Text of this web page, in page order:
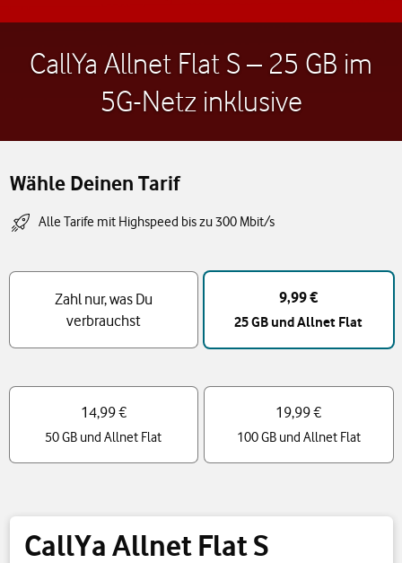
CallYa Allnet Flat S – 25 GB im
5G-Netz inklusive
Wähle Deinen Tarif
Alle Tarife mit Highspeed bis zu 300 Mbit/s
Zahl nur, was Du
verbrauchst
9,99 €
25 GB und Allnet Flat
14,99 €
50 GB und Allnet Flat
19,99 €
100 GB und Allnet Flat
CallYa Allnet Flat S